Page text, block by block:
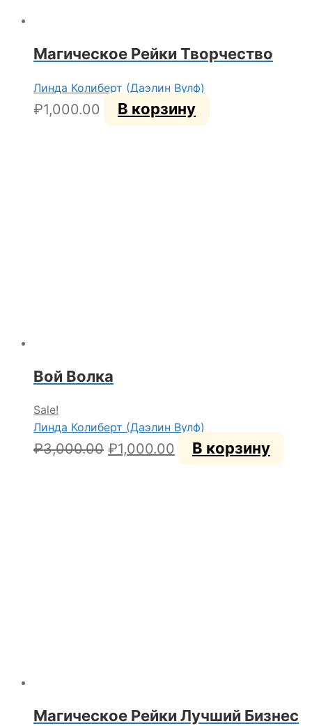
Магическое Рейки Творчество
Линда Колиберт (Даэлин Вулф)
₽1,000.00 В корзину
Вой Волка
Sale!
Линда Колиберт (Даэлин Вулф)
₽3,000.00 Первоначальная
₽1,000.00 Текущая
цена:
В корзину
Магическое Рейки Лучший Бизнес